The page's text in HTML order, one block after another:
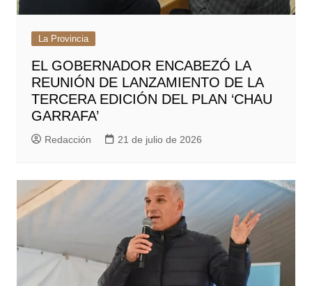
La Provincia
EL GOBERNADOR ENCABEZÓ LA
REUNIÓN DE LANZAMIENTO DE LA
TERCERA EDICIÓN DEL PLAN ‘CHAU
GARRAFA’
Redacción 21 de julio de 2026